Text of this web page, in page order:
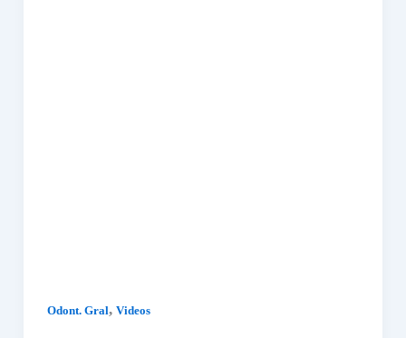
Odont. Gral, Videos